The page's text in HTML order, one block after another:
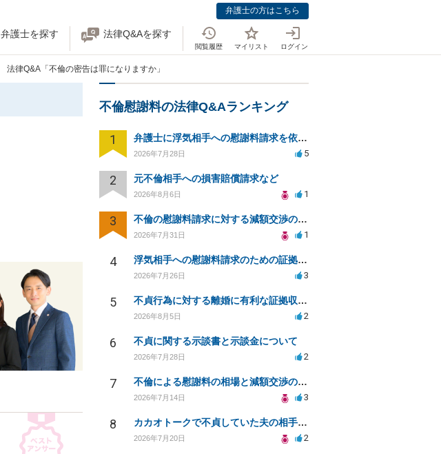
弁護士の方はこちら
弁護士を探す 法律Q&Aを探す
閲覧履歴 マイリスト ログイン
法律Q&A「不倫の密告は罪になりますか」
不倫慰謝料の法律Q&Aランキング
1 弁護士に浮気相手への慰謝料請求を依頼する費用相場は？
2026年7月28日 5
2 元不倫相手への損害賠償請求など
2026年8月6日 1
3 不倫の慰謝料請求に対する減額交渉の可能性と対策
2026年7月31日 1
4 浮気相手への慰謝料請求のための証拠集めと探偵選び
2026年7月26日 3
5 不貞行為に対する離婚に有利な証拠収集方法と法的手続きについて
2026年8月5日 2
6 不貞に関する示談書と示談金について
2026年7月28日 2
7 不倫による慰謝料の相場と減額交渉の可能性について
2026年7月14日 3
8 カカオトークで不貞していた夫の相手を特定したい
2026年7月20日 2